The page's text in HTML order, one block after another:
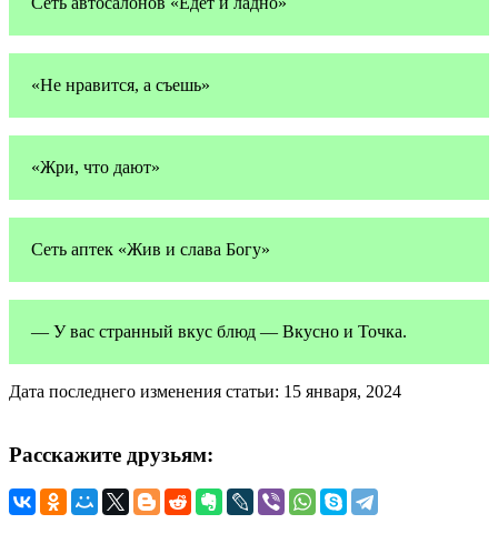
«Не нравится, а съешь»
«Жри, что дают»
Сеть аптек «Жив и слава Богу»
— У вас странный вкус блюд — Вкусно и Точка.
Дата последнего изменения статьи: 15 января, 2024
Расскажите друзьям: